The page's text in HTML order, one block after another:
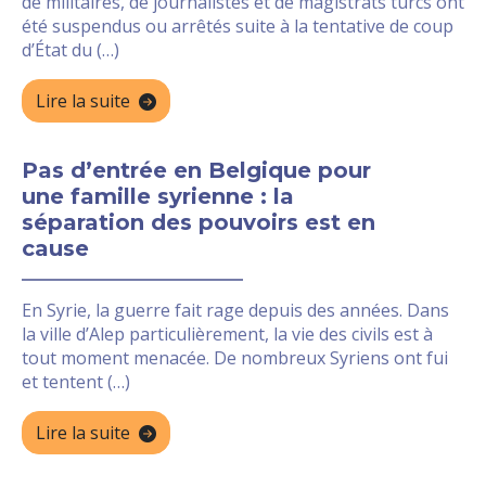
été suspendus ou arrêtés suite à la tentative de coup
d’État du (…)
Lire la suite
Pas d’entrée en Belgique pour
une famille syrienne : la
séparation des pouvoirs est en
cause
En Syrie, la guerre fait rage depuis des années. Dans
la ville d’Alep particulièrement, la vie des civils est à
tout moment menacée. De nombreux Syriens ont fui
et tentent (…)
Lire la suite